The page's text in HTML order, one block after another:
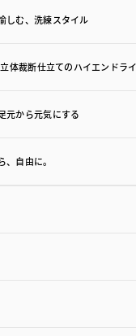
しむ、洗練スタイル
体裁断仕立てのハイエンドラ
元から元気にする
自由に。